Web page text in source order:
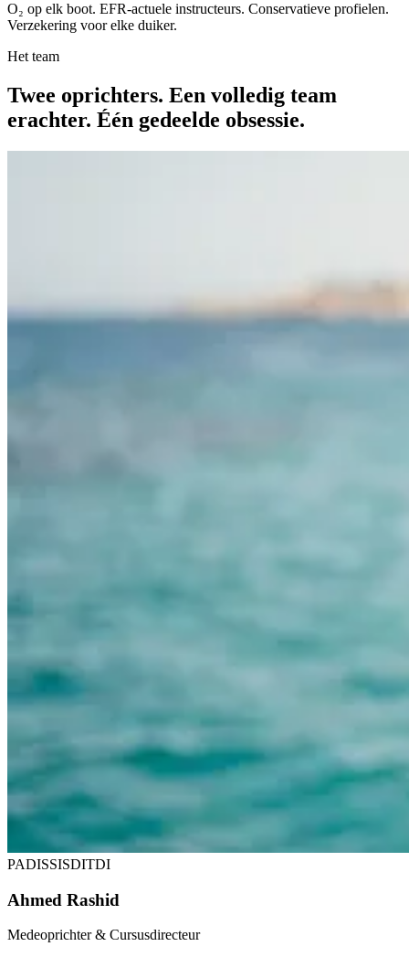
O₂ op elk boot. EFR-actuele instructeurs. Conservatieve profielen.
Verzekering voor elke duiker.
Het team
Twee oprichters. Een volledig team
erachter. Één gedeelde obsessie.
PADISSISDITDI
Ahmed Rashid
Medeoprichter & Cursusdirecteur